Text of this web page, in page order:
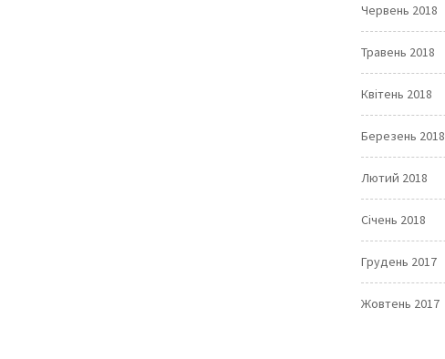
Червень 2018
Травень 2018
Квітень 2018
Березень 2018
Лютий 2018
Січень 2018
Грудень 2017
Жовтень 2017